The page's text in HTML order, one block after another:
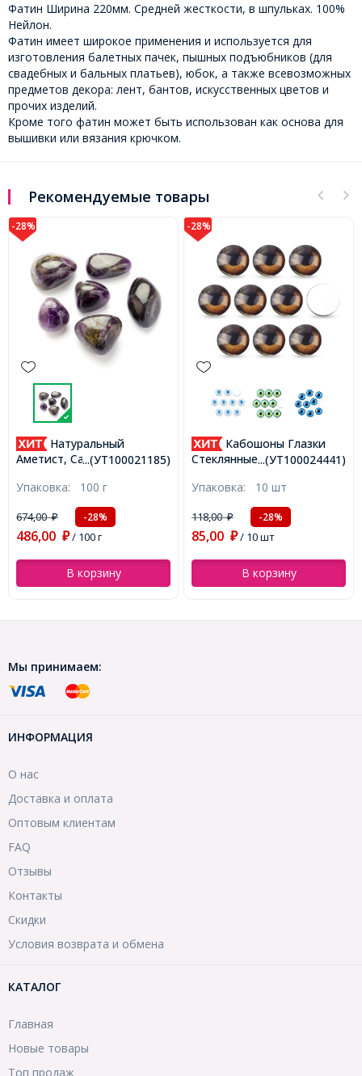
Фатин Ширина 220мм. Средней жесткости, в шпульках. 100%
Нейлон.
Фатин имеет широкое применения и используется для
изготовления балетных пачек, пышных подъюбников (для
свадебных и бальных платьев), юбок, а также всевозможных
предметов декора: лент, бантов, искусственных цветов и
прочих изделий.
Кроме того фатин может быть использован как основа для
вышивки или вязания крючком.
Рекомендуемые товары
-28%
...(УТ100021185)
Натуральный
Аметист, Самородок, 14-
Отверстия, около 7-
13шт/100г, (УТ100021185)
Упаковка: 100 г
674,00₽ -28%
486,00 ₽/ 100 г
В корзину
-28%
...(УТ100024441)
Кабошоны Глазки
Стеклянные, Круглые,
(УТ100024441)
Упаковка: 10 шт
118,00₽ -28%
85,00 ₽/ 10 шт
В корзину
Мы принимаем:
ИНФОРМАЦИЯ
О нас
Доставка и оплата
Оптовым клиентам
FAQ
Отзывы
Контакты
Скидки
Условия возврата и обмена
КАТАЛОГ
Главная
Новые товары
Топ продаж